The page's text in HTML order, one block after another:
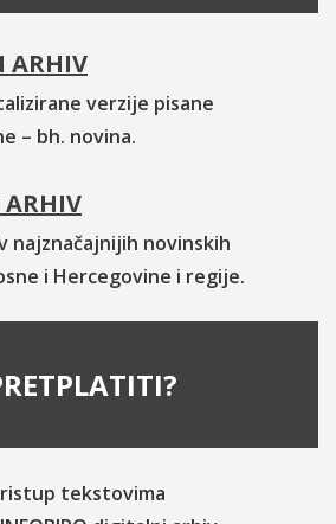
ARHIV
verzije pisane
– bh. novina.
ARHIV
najznačajnijih novinskih
i Hercegovine i regije.
tekstovima